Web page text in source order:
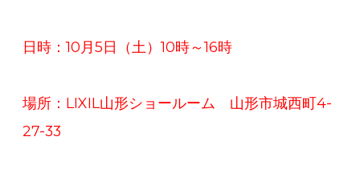
日時：10月5日（土）10時～16時
場所：LIXIL山形ショールーム 山形市城西町4-
27-33